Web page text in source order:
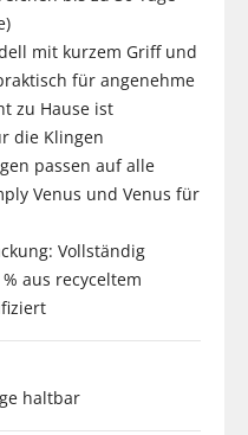
mit kurzem Griff und
für angenehme
zu Hause ist
die Klingen
passen auf alle
Venus und Venus für
Vollständig
aus recyceltem
haltbar